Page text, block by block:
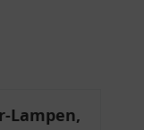
Lampen,